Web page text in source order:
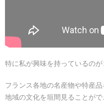
特に私が興味を持っているのが
フランス各地の名産物や特産
地域の文化を垣間見ることがで